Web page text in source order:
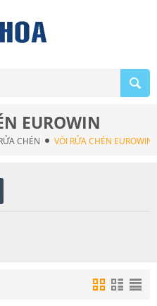
EUROWIN
CHÉN VÒI RỬA CHÉN EUROWIN